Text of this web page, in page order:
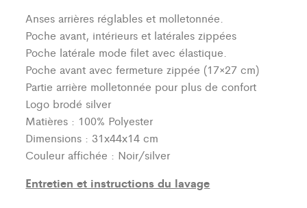
Anses arrières réglables et molletonnée.
Poche avant, intérieurs et latérales zippées
Poche latérale mode filet avec élastique.
Poche avant avec fermeture zippée (17×27 cm)
Partie arrière molletonnée pour plus de confort
Logo brodé silver
Matières : 100% Polyester
Dimensions : 31x44x14 cm
Couleur affichée : Noir/silver
Entretien et instructions du lavage